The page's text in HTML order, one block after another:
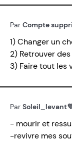
Par Compte
1) Changer un
2) Retrouver des
3) Faire tout les
Par
- mourir et
-revivre mes